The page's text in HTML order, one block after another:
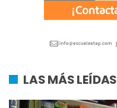
LAS MÁS LEÍDAS